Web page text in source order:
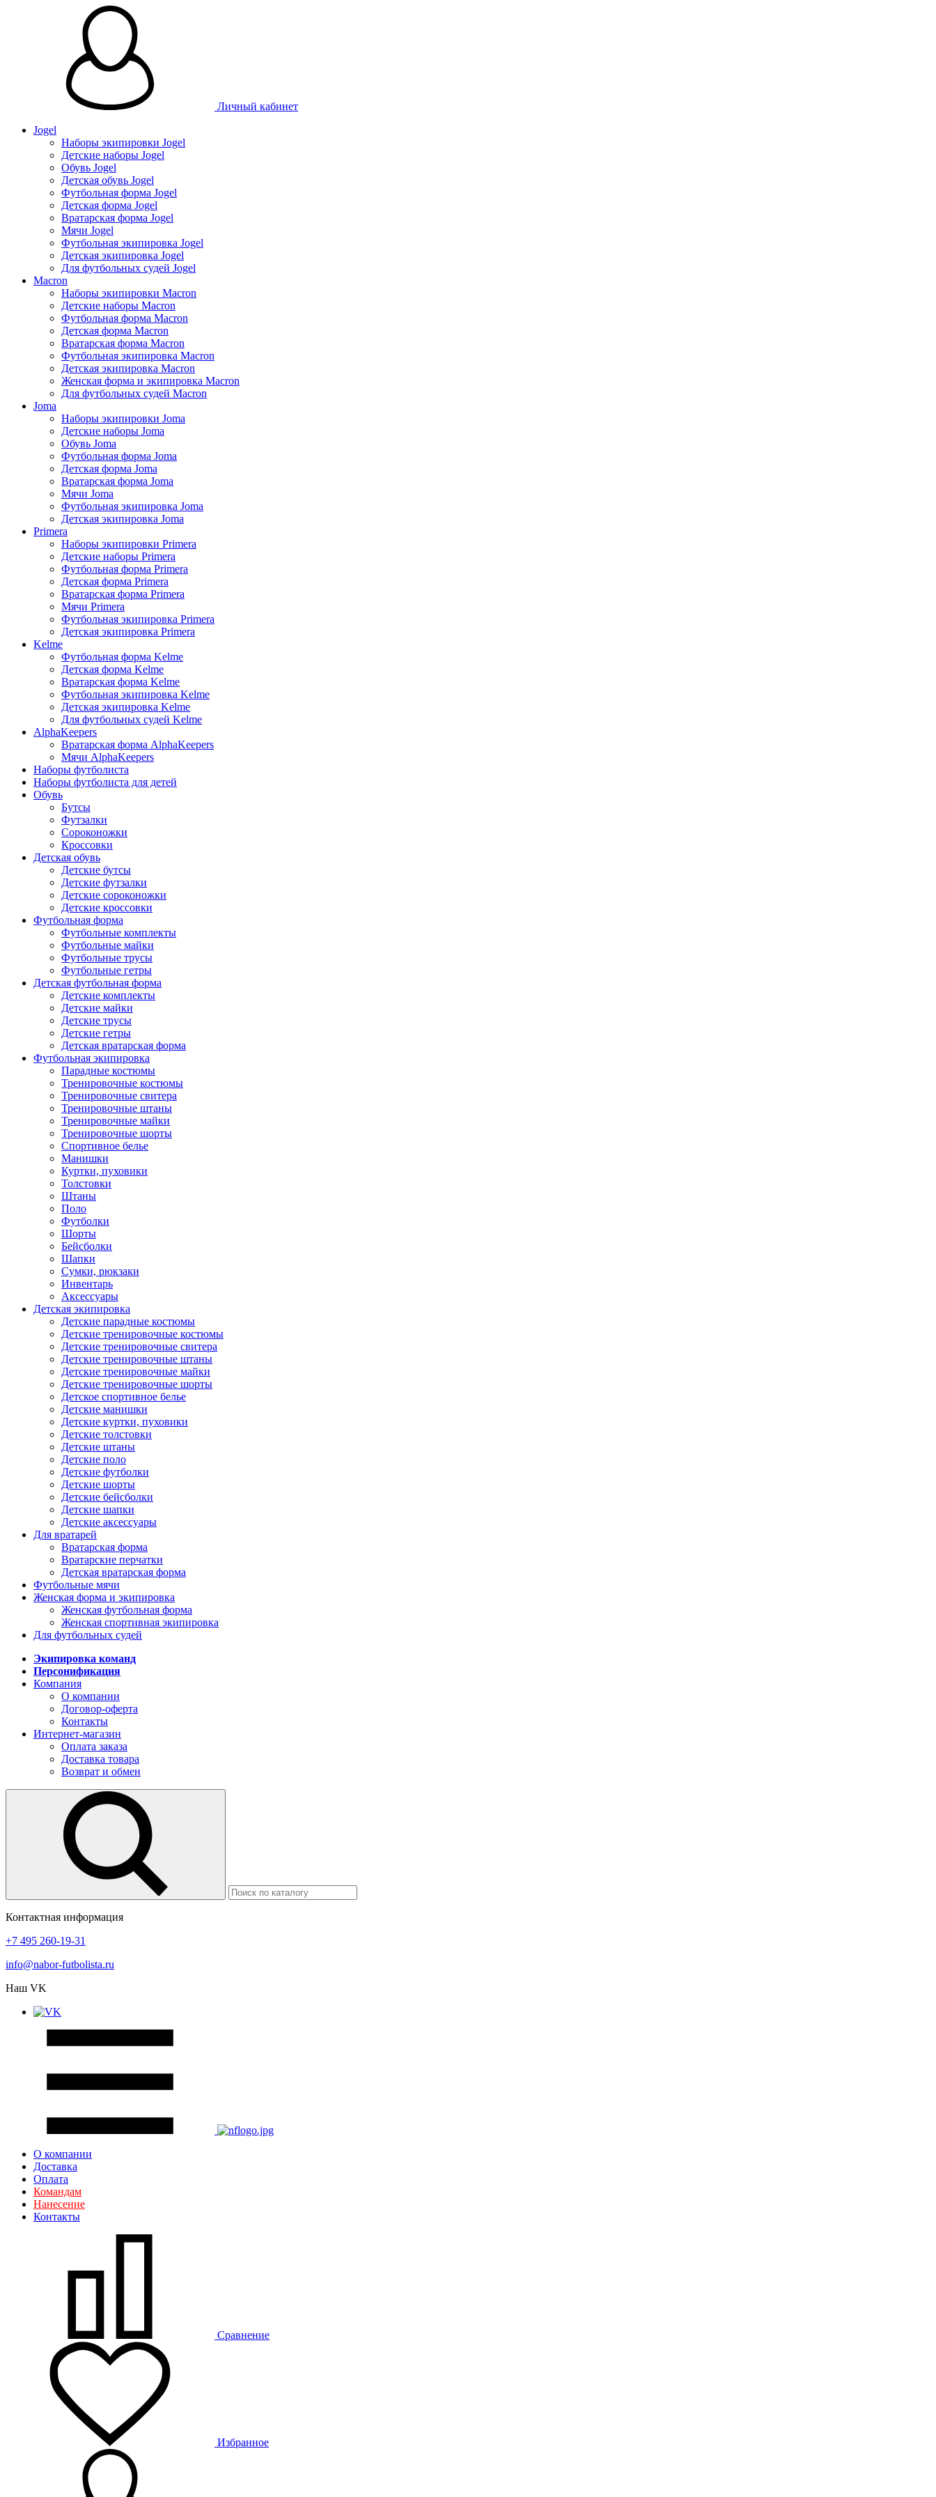
Личный кабинет
Jogel
Наборы экипировки Jogel
Детские наборы Jogel
Обувь Jogel
Детская обувь Jogel
Футбольная форма Jogel
Детская форма Jogel
Вратарская форма Jogel
Мячи Jogel
Футбольная экипировка Jogel
Детская экипировка Jogel
Для футбольных судей Jogel
Macron
Наборы экипировки Macron
Детские наборы Macron
Футбольная форма Macron
Детская форма Macron
Вратарская форма Macron
Футбольная экипировка Macron
Детская экипировка Macron
Женская форма и экипировка Macron
Для футбольных судей Macron
Joma
Наборы экипировки Joma
Детские наборы Joma
Обувь Joma
Футбольная форма Joma
Детская форма Joma
Вратарская форма Joma
Мячи Joma
Футбольная экипировка Joma
Детская экипировка Joma
Primera
Наборы экипировки Primera
Детские наборы Primera
Футбольная форма Primera
Детская форма Primera
Вратарская форма Primera
Мячи Primera
Футбольная экипировка Primera
Детская экипировка Primera
Kelme
Футбольная форма Kelme
Детская форма Kelme
Вратарская форма Kelme
Футбольная экипировка Kelme
Детская экипировка Kelme
Для футбольных судей Kelme
AlphaKeepers
Вратарская форма AlphaKeepers
Мячи AlphaKeepers
Наборы футболиста
Наборы футболиста для детей
Обувь
Бутсы
Футзалки
Сороконожки
Кроссовки
Детская обувь
Детские бутсы
Детские футзалки
Детские сороконожки
Детские кроссовки
Футбольная форма
Футбольные комплекты
Футбольные майки
Футбольные трусы
Футбольные гетры
Детская футбольная форма
Детские комплекты
Детские майки
Детские трусы
Детские гетры
Детская вратарская форма
Футбольная экипировка
Парадные костюмы
Тренировочные костюмы
Тренировочные свитера
Тренировочные штаны
Тренировочные майки
Тренировочные шорты
Спортивное белье
Манишки
Куртки, пуховики
Толстовки
Штаны
Поло
Футболки
Шорты
Бейсболки
Шапки
Сумки, рюкзаки
Инвентарь
Аксессуары
Детская экипировка
Детские парадные костюмы
Детские тренировочные костюмы
Детские тренировочные свитера
Детские тренировочные штаны
Детские тренировочные майки
Детские тренировочные шорты
Детское спортивное белье
Детские манишки
Детские куртки, пуховики
Детские толстовки
Детские штаны
Детские поло
Детские футболки
Детские шорты
Детские бейсболки
Детские шапки
Детские аксессуары
Для вратарей
Вратарская форма
Вратарские перчатки
Детская вратарская форма
Футбольные мячи
Женская форма и экипировка
Женская футбольная форма
Женская спортивная экипировка
Для футбольных судей
Экипировка команд
Персонификация
Компания
О компании
Договор-оферта
Контакты
Интернет-магазин
Оплата заказа
Доставка товара
Возврат и обмен
Контактная информация
+7 495 260-19-31
info@nabor-futbolista.ru
Наш VK
О компании
Доставка
Оплата
Командам
Нанесение
Контакты
Сравнение
Избранное